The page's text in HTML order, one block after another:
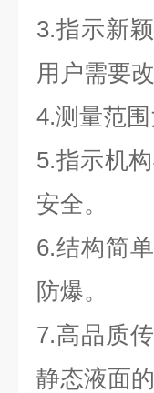
3.指示新
用户需要
4.测量范
5.指示机
安全。
6.结构简
防爆。
7.高品质
静态液面